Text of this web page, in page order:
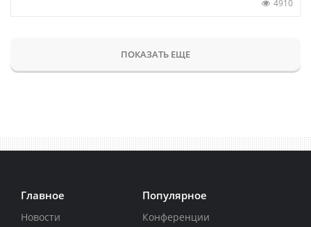
4910
ПОКАЗАТЬ ЕЩЕ
Главное
Новости
Популярное
Конференции